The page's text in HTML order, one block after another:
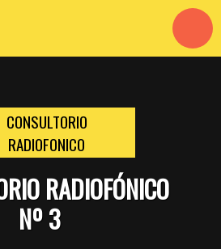
CONSULTORIO
RADIOFONICO
RADIOFÓNICO
Nº 3